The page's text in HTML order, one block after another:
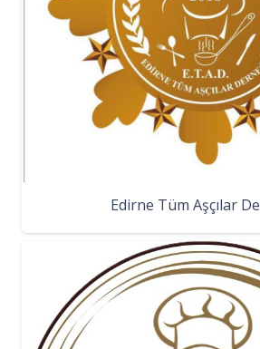
Edirne Tüm Aşçılar